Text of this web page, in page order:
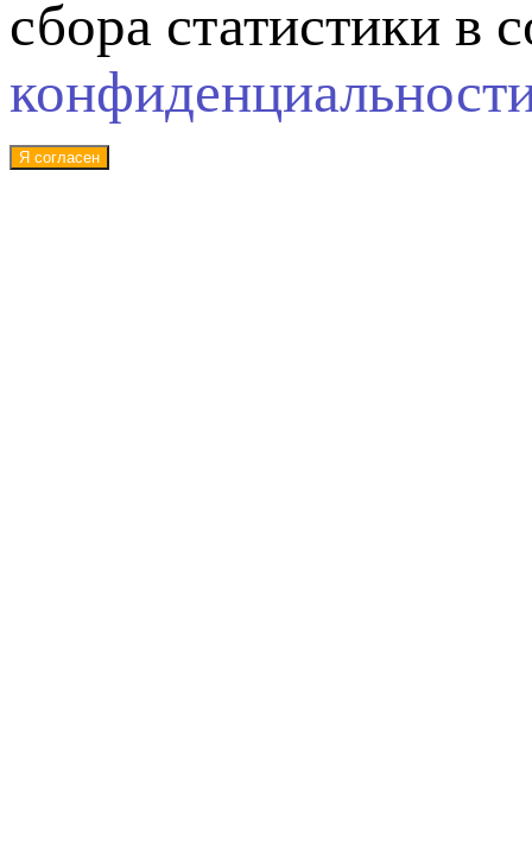
сбора статистики в
Я согласен